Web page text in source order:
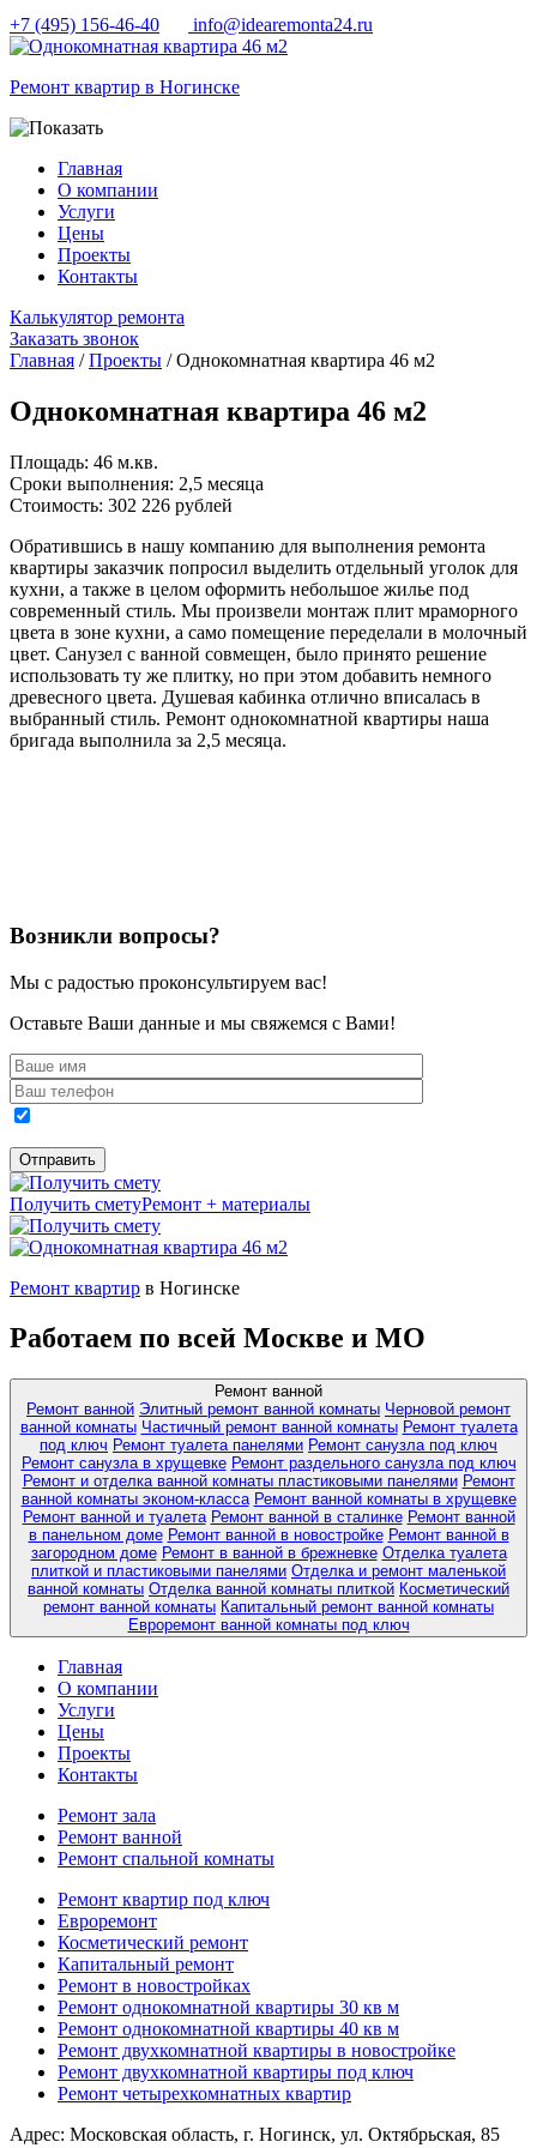
+7 (495) 156-46-40 info@idearemonta24.ru
Ремонт квартир в Ногинске
Главная
О компании
Услуги
Цены
Проекты
Контакты
Калькулятор ремонта
Заказать звонок
Главная /Проекты / Однокомнатная квартира 46 м2
Однокомнатная квартира 46 м2
Площадь: 46 м.кв.
Сроки выполнения: 2,5 месяца
Cтоимость: 302 226 рублей
Обратившись в нашу компанию для выполнения ремонта
квартиры заказчик попросил выделить отдельный уголок для
кухни, а также в целом оформить небольшое жилье под
современный стиль. Мы произвели монтаж плит мраморного
цвета в зоне кухни, а само помещение переделали в молочный
цвет. Санузел с ванной совмещен, было принято решение
использовать ту же плитку, но при этом добавить немного
древесного цвета. Душевая кабинка отлично вписалась в
выбранный стиль. Ремонт однокомнатной квартиры наша
бригада выполнила за 2,5 месяца.
Возникли вопросы?
Мы с радостью проконсультируем вас!
Оставьте Ваши данные и мы свяжемся с Вами!
Получить сметуРемонт + материалы
Ремонт квартир в Ногинске
Работаем по всей Москве и МО
Ремонт ванной
Ремонт ванной Элитный ремонт ванной комнаты Черновой ремонт
ванной комнаты Частичный ремонт ванной комнаты Ремонт туалета
под ключ Ремонт туалета панелями Ремонт санузла под ключ
Ремонт санузла в хрущевке Ремонт раздельного санузла под ключ
Ремонт и отделка ванной комнаты пластиковыми панелями Ремонт
ванной комнаты эконом-класса Ремонт ванной комнаты в хрущевке
Ремонт ванной и туалета Ремонт ванной в сталинке Ремонт ванной
в панельном доме Ремонт ванной в новостройке Ремонт ванной в
загородном доме Ремонт в ванной в брежневке Отделка туалета
плиткой и пластиковыми панелями Отделка и ремонт маленькой
ванной комнаты Отделка ванной комнаты плиткой Косметический
ремонт ванной комнаты Капитальный ремонт ванной комнаты
Евроремонт ванной комнаты под ключ
Главная
О компании
Услуги
Цены
Проекты
Контакты
Ремонт зала
Ремонт ванной
Ремонт спальной комнаты
Ремонт квартир под ключ
Евроремонт
Косметический ремонт
Капитальный ремонт
Ремонт в новостройках
Ремонт однокомнатной квартиры 30 кв м
Ремонт однокомнатной квартиры 40 кв м
Ремонт двухкомнатной квартиры в новостройке
Ремонт двухкомнатной квартиры под ключ
Ремонт четырехкомнатных квартир
Адрес: Московская область, г. Ногинск, ул. Октябрьская, 85